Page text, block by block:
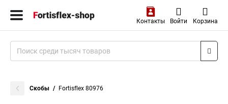
Контакты Войти Корзина
Скобы Fortisflex 80976